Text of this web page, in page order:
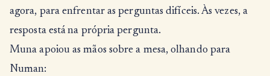
agora, para enfrentar as perguntas difíceis. Às vezes, a
resposta está na própria pergunta.
Muna apoiou as mãos sobre a mesa, olhando para
Numan: